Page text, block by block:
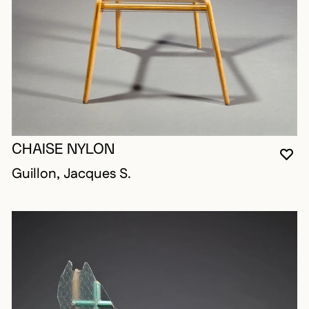
CHAISE NYLON
Guillon, Jacques S.